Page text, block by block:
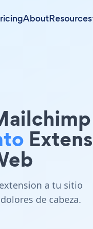
AboutResources
a tu sitio
de cabeza.